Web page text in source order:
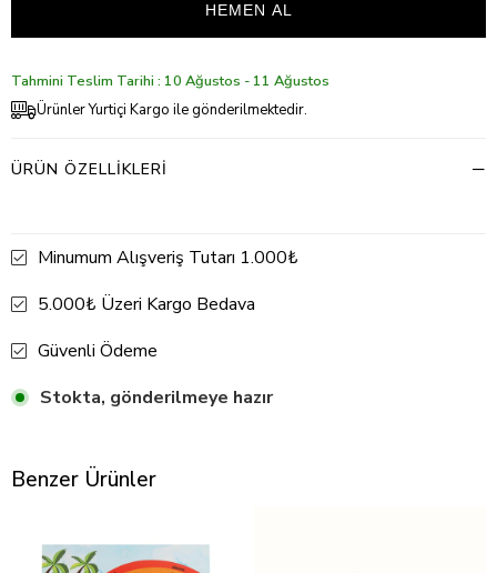
Tahmini Teslim Tarihi : 10 Ağustos - 11 Ağustos
Ürünler Yurtiçi Kargo ile gönderilmektedir.
ÜRÜN ÖZELLIKLERI
Minumum Alışveriş Tutarı 1.000₺
5.000₺ Üzeri Kargo Bedava
Güvenli Ödeme
Stokta, gönderilmeye hazır
Benzer Ürünler